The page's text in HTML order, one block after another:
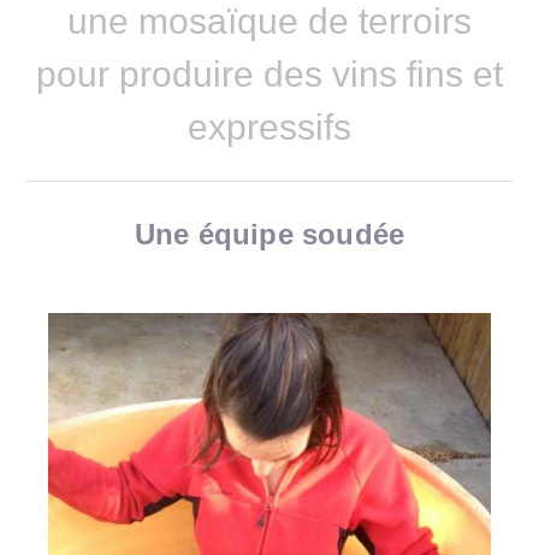
une mosaïque de terroirs
pour produire des vins fins et
expressifs
Une équipe soudée